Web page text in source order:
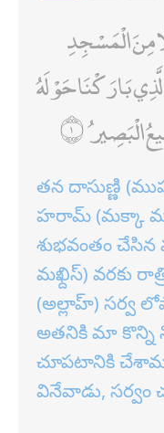
مِنَ الْمَسْجِدِ
بَارَكْنَا حَوْلَهُ
الْبَصِيرُ
తన దాసుణ్ణి
హరామ్ (మక్కా
శుభవంతం
మఖ్దిస్) వరకు
(అల్లాహ్) సర్వ
అతనికి మా కొన్ని
చూపటానికి
వినేవాడు, సర్వం